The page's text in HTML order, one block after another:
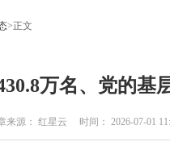
>正文
万名、党的基
来源： 红星云 时间： 2026-07-01